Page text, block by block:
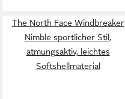
The North Face Windbreaker
Nimble sportlicher Stil,
atmungsaktiv, leichtes
Softshellmaterial